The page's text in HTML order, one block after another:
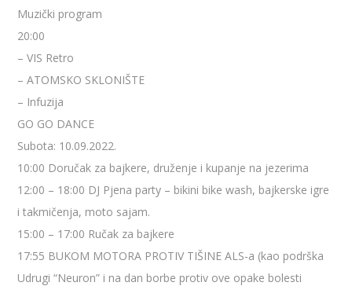
Muzički program
20:00
– VIS Retro
– ATOMSKO SKLONIŠTE
– Infuzija
GO GO DANCE
Subota: 10.09.2022.
10:00 Doručak za bajkere, druženje i kupanje na jezerima
12:00 – 18:00 DJ Pjena party – bikini bike wash, bajkerske igre
i takmičenja, moto sajam.
15:00 – 17:00 Ručak za bajkere
17:55 BUKOM MOTORA PROTIV TIŠINE ALS-a (kao podrška
Udrugi “Neuron” i na dan borbe protiv ove opake bolesti